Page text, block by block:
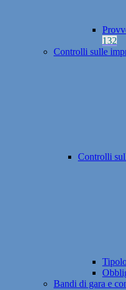
132
Controlli sulle
Controlli
Bandi di gara e